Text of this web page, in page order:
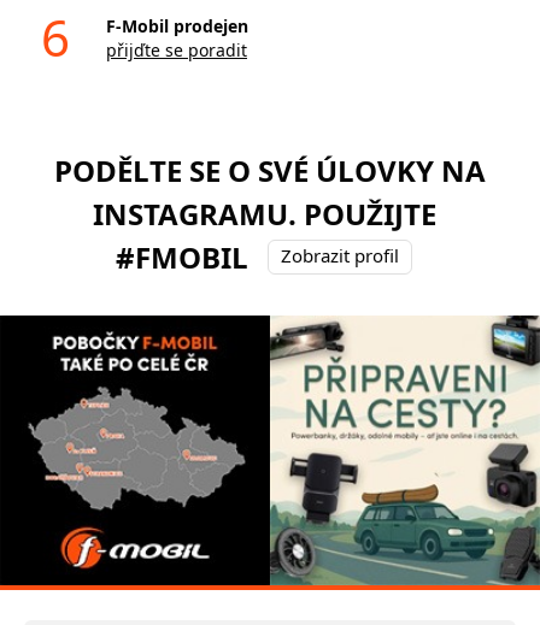
6
F-Mobil prodejen
přijďte se poradit
PODĚLTE SE O SVÉ ÚLOVKY NA
INSTAGRAMU. POUŽIJTE
#FMOBIL
Zobrazit profil